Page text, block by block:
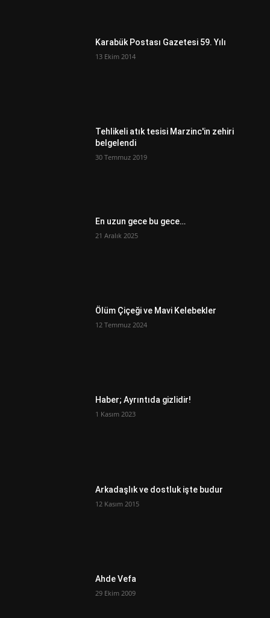
Karabük Postası Gazetesi 59. Yılı
13 Ekim 2014
Tehlikeli atık tesisi Marzinc'in zehiri
belgelendi
30 Temmuz 2019
En uzun gece bu gece…
21 Aralık 2025
Ölüm Çiçeği ve Mavi Kelebekler
12 Temmuz 2024
Haber; Ayrıntıda gizlidir!
1 Kasım 2023
Arkadaşlık ve dostluk işte budur
12 Kasım 2015
Ahde Vefa
29 Ekim 2009